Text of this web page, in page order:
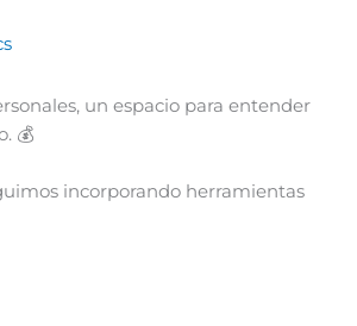
un espacio para entender
💰
incorporando herramientas